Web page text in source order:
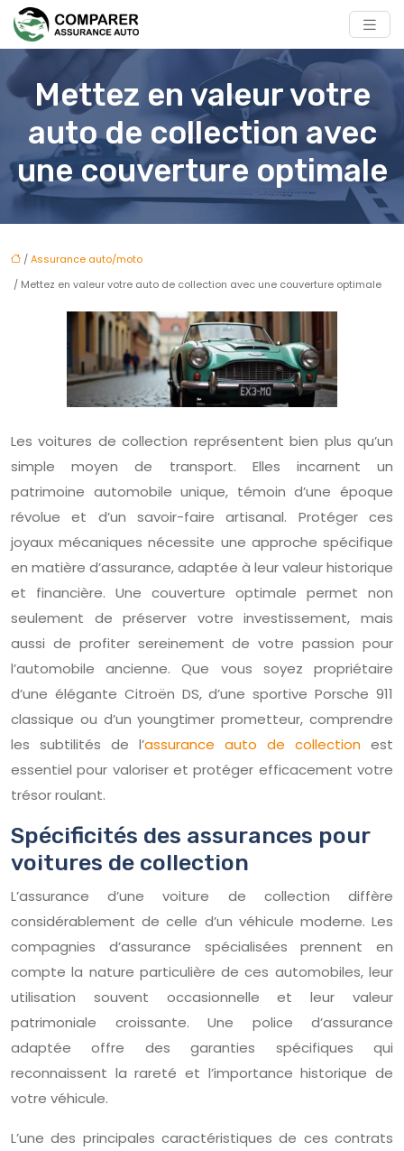
Mettez en valeur votre
auto de collection avec
une couverture optimale
/Assurance auto/moto
/ Mettez en valeur votre auto de collection avec une couverture optimale
Les voitures de collection représentent bien plus qu’un
simple moyen de transport. Elles incarnent un
patrimoine automobile unique, témoin d’une époque
révolue et d’un savoir-faire artisanal. Protéger ces
joyaux mécaniques nécessite une approche spécifique
en matière d’assurance, adaptée à leur valeur historique
et financière. Une couverture optimale permet non
seulement de préserver votre investissement, mais
aussi de profiter sereinement de votre passion pour
l’automobile ancienne. Que vous soyez propriétaire
d’une élégante Citroën DS, d’une sportive Porsche 911
classique ou d’un youngtimer prometteur, comprendre
les subtilités de l’assurance auto de collection est
essentiel pour valoriser et protéger efficacement votre
trésor roulant.
Spécificités des assurances pour
voitures de collection
L’assurance d’une voiture de collection diffère
considérablement de celle d’un véhicule moderne. Les
compagnies d’assurance spécialisées prennent en
compte la nature particulière de ces automobiles, leur
utilisation souvent occasionnelle et leur valeur
patrimoniale croissante. Une police d’assurance
adaptée offre des garanties spécifiques qui
reconnaissent la rareté et l’importance historique de
votre véhicule.
L’une des principales caractéristiques de ces contrats